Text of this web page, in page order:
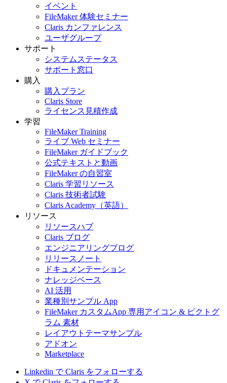
イベント
FileMaker 体験セミナー
Claris カンファレンス
ユーザグループ
サポート
システムステータス
サポート窓口
購入
購入プラン
Claris Store
ライセンス見積作成
学習
FileMaker Training
ライブ Web セミナー
FileMaker ガイドブック
公式テキストと動画
FileMaker の自習室
Claris 学習リソース
Claris 技術者試験
Claris Academy（英語）
リソース
リソースハブ
Claris ブログ
エンジニアリングブログ
リリースノート
ドキュメンテーション
ナレッジベース
AI 活用
業種別サンプル App
FileMaker カスタムApp 専用アイコン & ピクトグ
ラム 素材
レイアウトテーマサンプル
アドオン
Marketplace
Linkedin で Claris をフォローする